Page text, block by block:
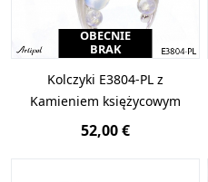
OBECNIE
BRAK
Kolczyki E3804-PL z
Kamieniem księżycowym
52,00 €